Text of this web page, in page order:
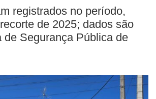
registrados no período,
de 2025; dados são
de Segurança Pública de